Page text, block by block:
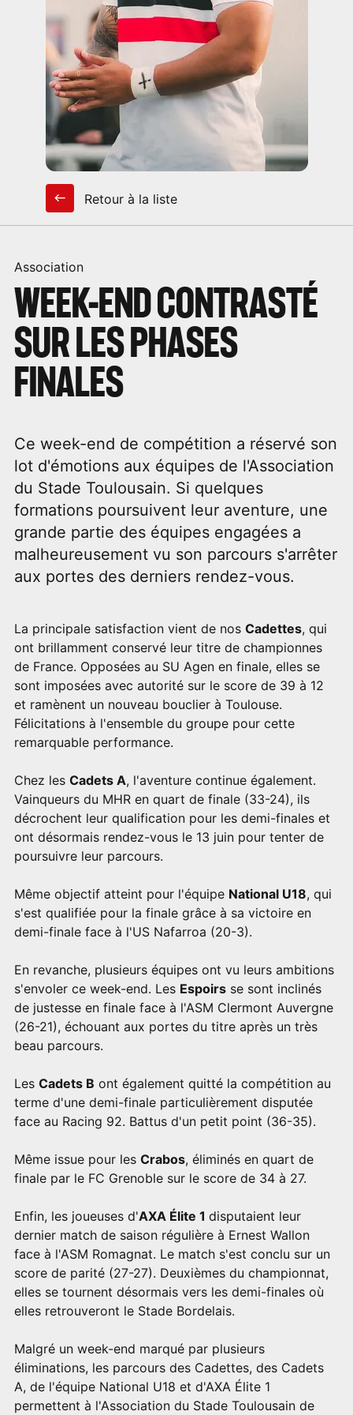
Association
WEEK-END CONTRASTÉ
SUR LES PHASES
FINALES
Retour à la liste
Ce week-end de compétition a réservé son
lot d'émotions aux équipes de l'Association
du Stade Toulousain. Si quelques
formations poursuivent leur aventure, une
grande partie des équipes engagées a
malheureusement vu son parcours s'arrêter
aux portes des derniers rendez-vous.
La principale satisfaction vient de nos Cadettes, qui
ont brillamment conservé leur titre de championnes
de France. Opposées au SU Agen en finale, elles se
sont imposées avec autorité sur le score de 39 à 12
et ramènent un nouveau bouclier à Toulouse.
Félicitations à l'ensemble du groupe pour cette
remarquable performance.
Chez les Cadets A, l'aventure continue également.
Vainqueurs du MHR en quart de finale (33-24), ils
décrochent leur qualification pour les demi-finales et
ont désormais rendez-vous le 13 juin pour tenter de
poursuivre leur parcours.
Même objectif atteint pour l'équipe National U18, qui
s'est qualifiée pour la finale grâce à sa victoire en
demi-finale face à l'US Nafarroa (20-3).
En revanche, plusieurs équipes ont vu leurs ambitions
s'envoler ce week-end. Les Espoirsse sont inclinés
de justesse en finale face à l'ASM Clermont Auvergne
(26-21), échouant aux portes du titre après un très
beau parcours.
Les Cadets B ont également quitté la compétition au
terme d'une demi-finale particulièrement disputée
face au Racing 92. Battus d'un petit point (36-35).
Même issue pour les Crabos, éliminés en quart de
finale par le FC Grenoble sur le score de 34 à 27.
Enfin, les joueuses d'AXA Élite 1 disputaient leur
dernier match de saison régulière à Ernest Wallon
face à l'ASM Romagnat. Le match s'est conclu sur un
score de parité (27-27). Deuxièmes du championnat,
elles se tournent désormais vers les demi-finales où
elles retrouveront le Stade Bordelais.
Malgré un week-end marqué par plusieurs
éliminations, les parcours des Cadettes, des Cadets
A, de l'équipe National U18 et d'AXA Élite 1
permettent à l'Association du Stade Toulousain de